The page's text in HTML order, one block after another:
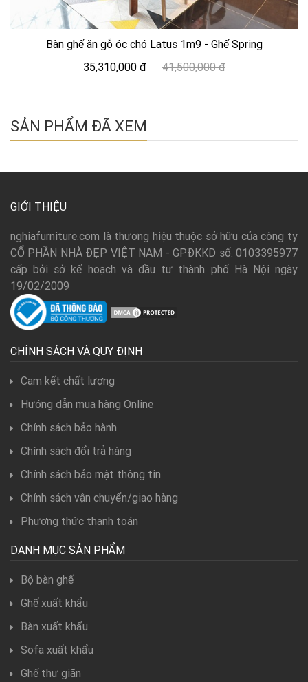
Bàn ghế ăn gỗ óc chó Latus 1m9 - Ghế Spring
35,310,000 đ
41,500,000 đ
SẢN PHẨM ĐÃ XEM
GIỚI THIỆU
nghiafurniture.com là thương hiệu thuộc sở hữu của công ty
CỔ PHẦN NHÀ ĐẸP VIỆT NAM - GPĐKKD số: 0103395977
cấp bởi sở kế hoạch và đầu tư thành phố Hà Nội ngày
19/02/2009
CHÍNH SÁCH VÀ QUY ĐỊNH
Cam kết chất lượng
Hướng dẫn mua hàng Online
Chính sách bảo hành
Chính sách đổi trả hàng
Chính sách bảo mật thông tin
Chính sách vận chuyển/giao hàng
Phương thức thanh toán
DANH MỤC SẢN PHẨM
Bộ bàn ghế
Ghế xuất khẩu
Bàn xuất khẩu
Sofa xuất khẩu
Ghế thư giãn